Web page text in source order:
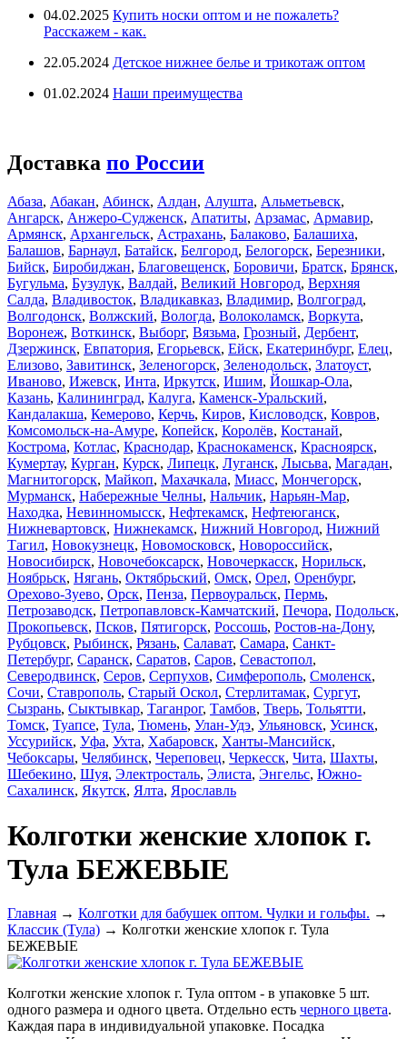
04.02.2025 Купить носки оптом и не пожалеть?
Расскажем - как.
22.05.2024 Детское нижнее белье и трикотаж оптом
01.02.2024 Наши преимущества
Доставка по России
Абаза, Абакан, Абинск, Алдан, Алушта, Альметьевск,
Ангарск, Анжеро-Судженск, Апатиты, Арзамас, Армавир,
Армянск, Архангельск, Астрахань, Балаково, Балашиха,
Балашов, Барнаул, Батайск, Белгород, Белогорск, Березники,
Бийск, Биробиджан, Благовещенск, Боровичи, Братск, Брянск,
Бугульма, Бузулук, Валдай, Великий Новгород, Верхняя
Салда, Владивосток, Владикавказ, Владимир, Волгоград,
Волгодонск, Волжский, Вологда, Волоколамск, Воркута,
Воронеж, Воткинск, Выборг, Вязьма, Грозный, Дербент,
Дзержинск, Евпатория, Егорьевск, Ейск, Екатеринбург, Елец,
Елизово, Завитинск, Зеленогорск, Зеленодольск, Златоуст,
Иваново, Ижевск, Инта, Иркутск, Ишим, Йошкар-Ола,
Казань, Калининград, Калуга, Каменск-Уральский,
Кандалакша, Кемерово, Керчь, Киров, Кисловодск, Ковров,
Комсомольск-на-Амуре, Копейск, Королёв, Костанай,
Кострома, Котлас, Краснодар, Краснокаменск, Красноярск,
Кумертау, Курган, Курск, Липецк, Луганск, Лысьва, Магадан,
Магнитогорск, Майкоп, Махачкала, Миасс, Мончегорск,
Мурманск, Набережные Челны, Нальчик, Нарьян-Мар,
Находка, Невинномысск, Нефтекамск, Нефтеюганск,
Нижневартовск, Нижнекамск, Нижний Новгород, Нижний
Тагил, Новокузнецк, Новомосковск, Новороссийск,
Новосибирск, Новочебоксарск, Новочеркасск, Норильск,
Ноябрьск, Нягань, Октябрьский, Омск, Орел, Оренбург,
Орехово-Зуево, Орск, Пенза, Первоуральск, Пермь,
Петрозаводск, Петропавловск-Камчатский, Печора, Подольск,
Прокопьевск, Псков, Пятигорск, Россошь, Ростов-на-Дону,
Рубцовск, Рыбинск, Рязань, Салават, Самара, Санкт-
Петербург, Саранск, Саратов, Саров, Севастопол,
Северодвинск, Серов, Серпухов, Симферополь, Смоленск,
Сочи, Ставрополь, Старый Оскол, Стерлитамак, Сургут,
Сызрань, Сыктывкар, Таганрог, Тамбов, Тверь, Тольятти,
Томск, Туапсе, Тула, Тюмень, Улан-Удэ, Ульяновск, Усинск,
Уссурийск, Уфа, Ухта, Хабаровск, Ханты-Мансийск,
Чебоксары, Челябинск, Череповец, Черкесск, Чита, Шахты,
Шебекино, Шуя, Электросталь, Элиста, Энгельс, Южно-
Сахалинск, Якутск, Ялта, Ярославль
Колготки женские хлопок г.
Тула БЕЖЕВЫЕ
Главная → Колготки для бабушек оптом. Чулки и гольфы. →
Классик (Тула) → Колготки женские хлопок г. Тула
БЕЖЕВЫЕ
Колготки женские хлопок г. Тула оптом - в упаковке 5 шт.
одного размера и одного цвета. Отдельно есть черного цвета.
Каждая пара в индивидуальной упаковке. Посадка